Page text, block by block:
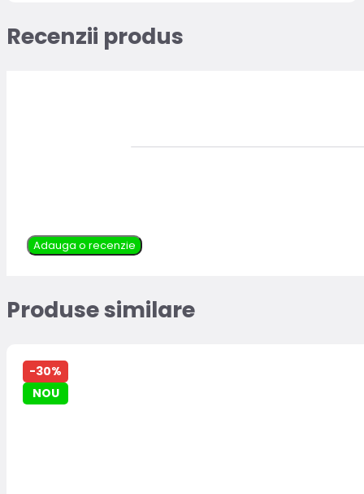
Recenzii produs
Adauga o recenzie
Produse similare
-30%
NOU